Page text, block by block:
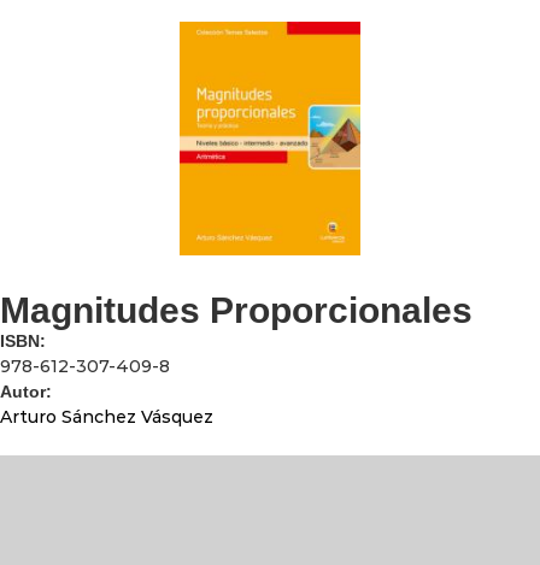
Magnitudes Proporcionales
ISBN:
978-612-307-409-8
Autor:
Arturo Sánchez Vásquez